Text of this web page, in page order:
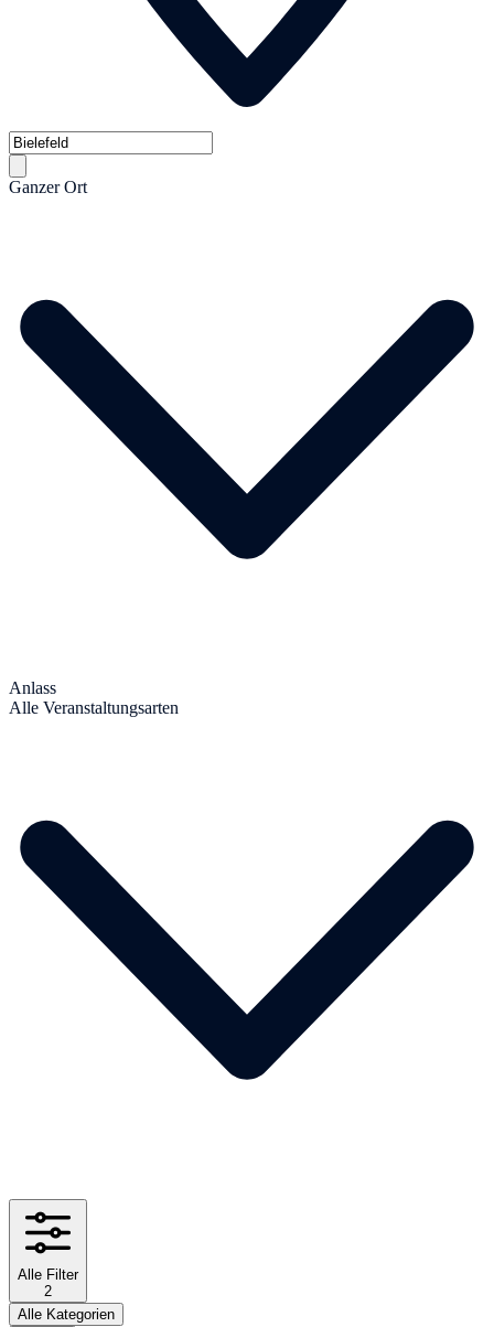
Ganzer Ort
Anlass
Alle Veranstaltungsarten
Alle Filter
2
Alle Kategorien